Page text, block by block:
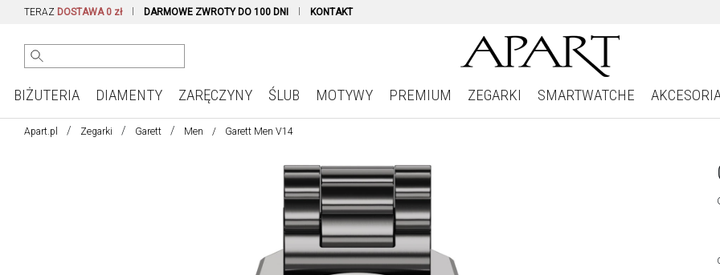
TERAZ DOSTAWA 0 zł DARMOWE ZWROTY DO 100 DNI KONTAKT
BIŻUTERIA DIAMENTY ZARĘCZYNY ŚLUB MOTYWY PREMIUM ZEGARKI SMARTWATCHE
Apart.pl Zegarki Garett Men Garett Men V14